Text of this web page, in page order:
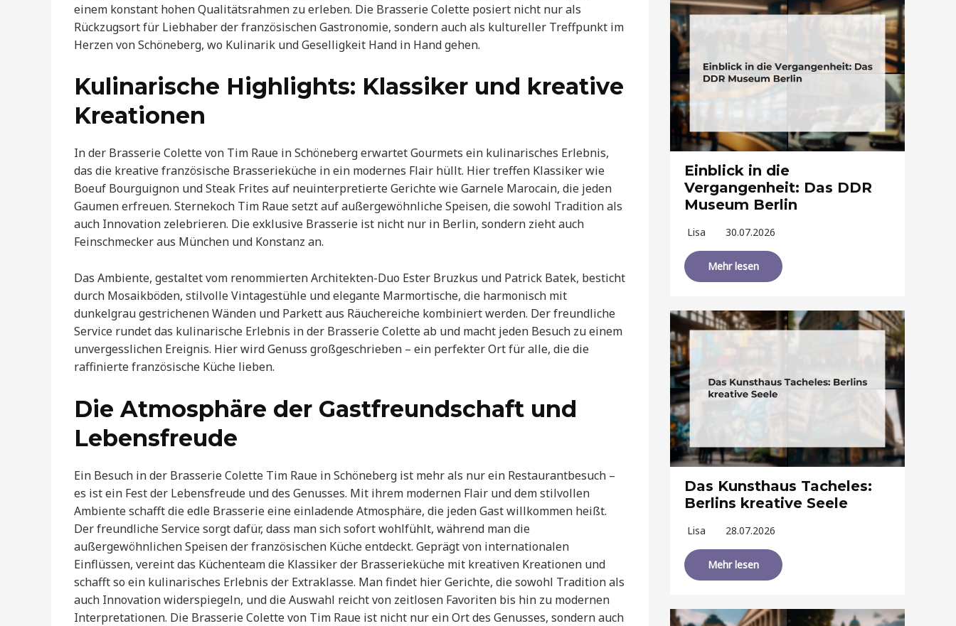
einem konstant hohen Qualitätsrahmen zu erleben. Die Brasserie Colette posiert nicht nur als
Rückzugsort für Liebhaber der französischen Gastronomie, sondern auch als kultureller Treffpunkt im
Herzen von Schöneberg, wo Kulinarik und Geselligkeit Hand in Hand gehen.
Kulinarische Highlights: Klassiker und kreative
Kreationen
In der Brasserie Colette von Tim Raue in Schöneberg erwartet Gourmets ein kulinarisches Erlebnis,
das die kreative französische Brasserieküche in ein modernes Flair hüllt. Hier treffen Klassiker wie
Boeuf Bourguignon und Steak Frites auf neuinterpretierte Gerichte wie Garnele Marocain, die jeden
Gaumen erfreuen. Sternekoch Tim Raue setzt auf außergewöhnliche Speisen, die sowohl Tradition als
auch Innovation zelebrieren. Die exklusive Brasserie ist nicht nur in Berlin, sondern zieht auch
Feinschmecker aus München und Konstanz an.
Das Ambiente, gestaltet vom renommierten Architekten-Duo Ester Bruzkus und Patrick Batek, besticht
durch Mosaikböden, stilvolle Vintagestühle und elegante Marmortische, die harmonisch mit
dunkelgrau gestrichenen Wänden und Parkett aus Räuchereiche kombiniert werden. Der freundliche
Service rundet das kulinarische Erlebnis in der Brasserie Colette ab und macht jeden Besuch zu einem
unvergesslichen Ereignis. Hier wird Genuss großgeschrieben – ein perfekter Ort für alle, die die
raffinierte französische Küche lieben.
Die Atmosphäre der Gastfreundschaft und
Lebensfreude
Ein Besuch in der Brasserie Colette Tim Raue in Schöneberg ist mehr als nur ein Restaurantbesuch –
es ist ein Fest der Lebensfreude und des Genusses. Mit ihrem modernen Flair und dem stilvollen
Ambiente schafft die edle Brasserie eine einladende Atmosphäre, die jeden Gast willkommen heißt.
Der freundliche Service sorgt dafür, dass man sich sofort wohlfühlt, während man die
außergewöhnlichen Speisen der französischen Küche entdeckt. Geprägt von internationalen
Einflüssen, vereint das Küchenteam die Klassiker der Brasserieküche mit kreativen Kreationen und
schafft so ein kulinarisches Erlebnis der Extraklasse. Man findet hier Gerichte, die sowohl Tradition als
auch Innovation widerspiegeln, und die Auswahl reicht von zeitlosen Favoriten bis hin zu modernen
Interpretationen. Die Brasserie Colette von Tim Raue ist nicht nur ein Ort des Genusses, sondern auch
Einblick in die
Vergangenheit: Das DDR
Museum Berlin
Lisa 30.07.2026
Mehr lesen
Das Kunsthaus Tacheles:
Berlins kreative Seele
Lisa 28.07.2026
Mehr lesen